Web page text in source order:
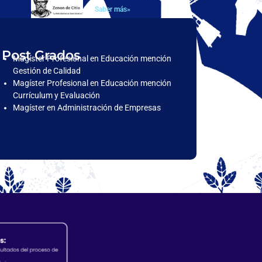
Saber más»
Post Grados
Magíster Profesional en Educación mención
Gestión de Calidad
Magíster Profesional en Educación mención
Currículum y Evaluación
Magíster en Administración de Empresas